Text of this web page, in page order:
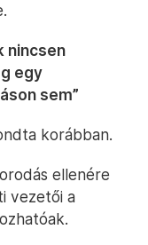
nincsen
egy
sem”
korábban.
ellenére
vezetői a